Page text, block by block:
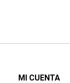
MI CUENTA